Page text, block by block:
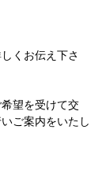
くお伝え下さ
望を受けて交
ご案内をいたし